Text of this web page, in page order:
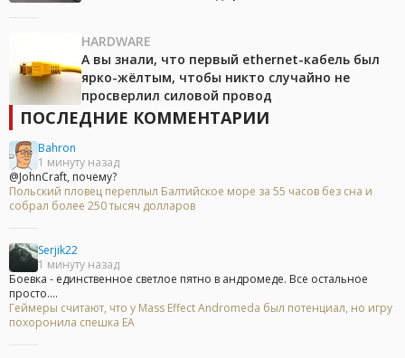
HARDWARE
А вы знали, что первый ethernet-кабель был
ярко-жёлтым, чтобы никто случайно не
просверлил силовой провод
ПОСЛЕДНИЕ КОММЕНТАРИИ
Bahron
1 минуту назад
@JohnCraft, почему?
Польский пловец переплыл Балтийское море за 55 часов без сна и
собрал более 250 тысяч долларов
Serjik22
1 минуту назад
Боевка - единственное светлое пятно в андромеде. Все остальное
просто....
Геймеры считают, что у Mass Effect Andromeda был потенциал, но игру
похоронила спешка EA